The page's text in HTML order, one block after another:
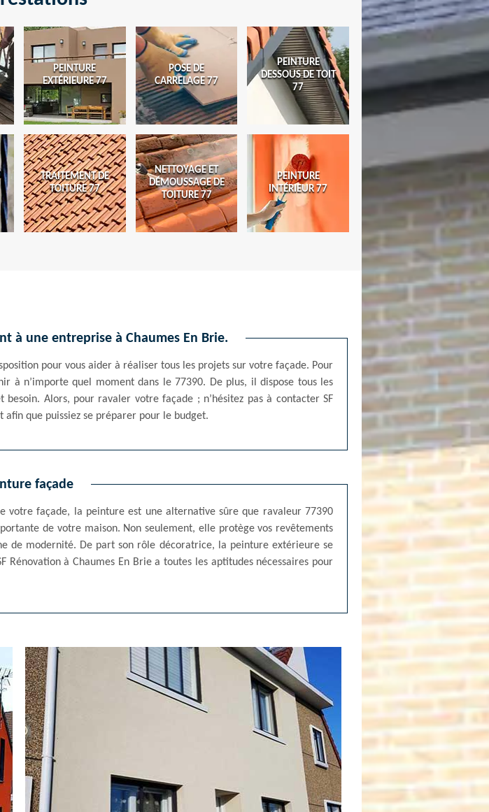
PEINTURE
EXTÉRIEURE 77
POSE DE
CARRELAGE 77
PEINTURE
DESSOUS DE TOIT
77
TRAITEMENT DE
TOITURE 77
NETTOYAGE ET
DÉMOUSSAGE DE
TOITURE 77
PEINTURE
INTÉRIEUR 77
à une entreprise à Chaumes En Brie.
pour vous aider à réaliser tous les projets sur votre façade. Pour
à n’importe quel moment dans le 77390. De plus, il dispose tous les
Alors, pour ravaler votre façade ; n’hésitez pas à contacter SF
afin que puissiez se préparer pour le budget.
façade
votre façade, la peinture est une alternative sûre que ravaleur 77390
de votre maison. Non seulement, elle protège vos revêtements
de modernité. De part son rôle décoratrice, la peinture extérieure se
à Chaumes En Brie a toutes les aptitudes nécessaires pour